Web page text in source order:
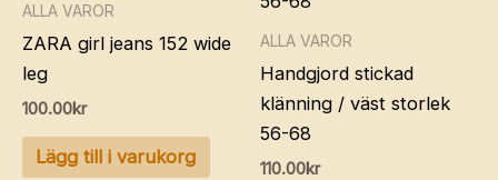
ALLA VAROR
ZARA girl jeans 152 wide
leg
100.00kr
Lägg till i varukorg
ALLA VAROR
Handgjord stickad
klänning / väst storlek
56-68
110.00kr